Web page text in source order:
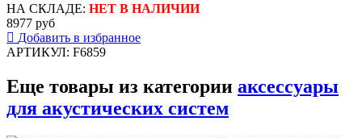
НА СКЛАДЕ: НЕТ В НАЛИЧИИ
8977 руб
Добавить в избранное
АРТИКУЛ: F6859
Еще товары из категории аксессуары
для акустических систем